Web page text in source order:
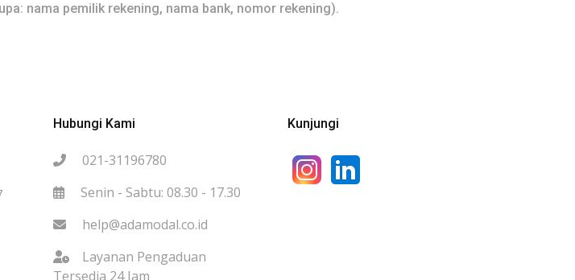
nama pemilik rekening, nama bank, nomor rekening).
Hubungi Kami
021-31196780
Senin - Sabtu: 08.30 - 17.30
help@adamodal.co.id
Layanan Pengaduan
Tersedia 24 Jam
Kunjungi